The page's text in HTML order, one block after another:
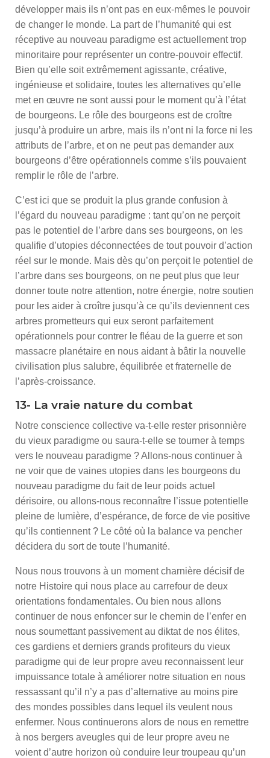
développer mais ils n’ont pas en eux-mêmes le pouvoir
de changer le monde. La part de l’humanité qui est
réceptive au nouveau paradigme est actuellement trop
minoritaire pour représenter un contre-pouvoir effectif.
Bien qu’elle soit extrêmement agissante, créative,
ingénieuse et solidaire, toutes les alternatives qu’elle
met en œuvre ne sont aussi pour le moment qu’à l’état
de bourgeons. Le rôle des bourgeons est de croître
jusqu’à produire un arbre, mais ils n’ont ni la force ni les
attributs de l’arbre, et on ne peut pas demander aux
bourgeons d’être opérationnels comme s’ils pouvaient
remplir le rôle de l’arbre.
C’est ici que se produit la plus grande confusion à
l’égard du nouveau paradigme : tant qu’on ne perçoit
pas le potentiel de l’arbre dans ses bourgeons, on les
qualifie d’utopies déconnectées de tout pouvoir d’action
réel sur le monde. Mais dès qu’on perçoit le potentiel de
l’arbre dans ses bourgeons, on ne peut plus que leur
donner toute notre attention, notre énergie, notre soutien
pour les aider à croître jusqu’à ce qu’ils deviennent ces
arbres prometteurs qui eux seront parfaitement
opérationnels pour contrer le fléau de la guerre et son
massacre planétaire en nous aidant à bâtir la nouvelle
civilisation plus salubre, équilibrée et fraternelle de
l’après-croissance.
13- La vraie nature du combat
Notre conscience collective va-t-elle rester prisonnière
du vieux paradigme ou saura-t-elle se tourner à temps
vers le nouveau paradigme ? Allons-nous continuer à
ne voir que de vaines utopies dans les bourgeons du
nouveau paradigme du fait de leur poids actuel
dérisoire, ou allons-nous reconnaître l’issue potentielle
pleine de lumière, d’espérance, de force de vie positive
qu’ils contiennent ? Le côté où la balance va pencher
décidera du sort de toute l’humanité.
Nous nous trouvons à un moment charnière décisif de
notre Histoire qui nous place au carrefour de deux
orientations fondamentales. Ou bien nous allons
continuer de nous enfoncer sur le chemin de l’enfer en
nous soumettant passivement au diktat de nos élites,
ces gardiens et derniers grands profiteurs du vieux
paradigme qui de leur propre aveu reconnaissent leur
impuissance totale à améliorer notre situation en nous
ressassant qu’il n’y a pas d’alternative au moins pire
des mondes possibles dans lequel ils veulent nous
enfermer. Nous continuerons alors de nous en remettre
à nos bergers aveugles qui de leur propre aveu ne
voient d’autre horizon où conduire leur troupeau qu’un